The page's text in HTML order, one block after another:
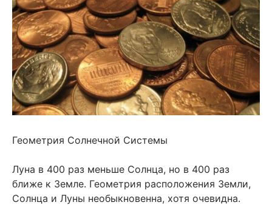
Геометрия Солнечной Системы
Луна в 400 раз меньше Солнца, но в 400 раз
ближе к Земле. Геометрия расположения Земли,
Солнца и Луны необыкновенна, хотя очевидна.